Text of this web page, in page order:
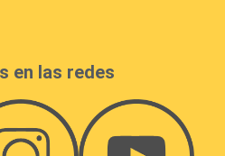
en las redes